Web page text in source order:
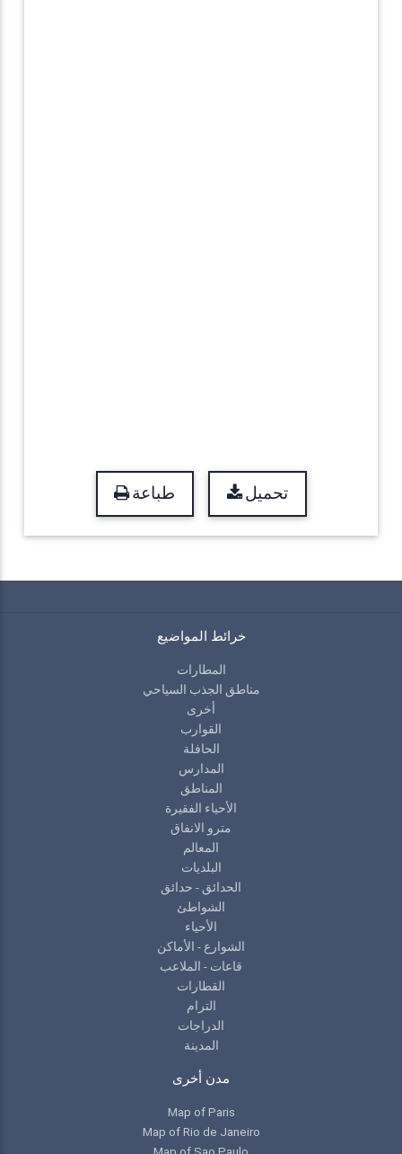
طباعة تحميل
خرائط المواضيع
المطارات
مناطق الجذب السياحي
أخرى
القوارب
الحافلة
المدارس
المناطق
الأحياء الفقيرة
مترو الانفاق
المعالم
البلديات
الحدائق - حدائق
الشواطئ
الأحياء
الشوارع - الأماكن
قاعات - الملاعب
القطارات
الترام
الدراجات
المدينة
مدن أخرى
Map of Paris
Map of Rio de Janeiro
Map of Sao Paulo